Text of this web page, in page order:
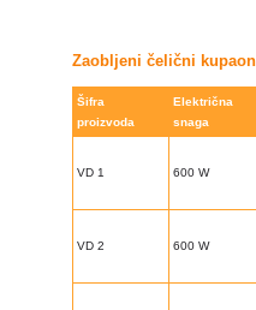
Zaobljeni čelični
Šifra
proizvoda
Električna
snaga
VD 1 600 W
VD 2 600 W